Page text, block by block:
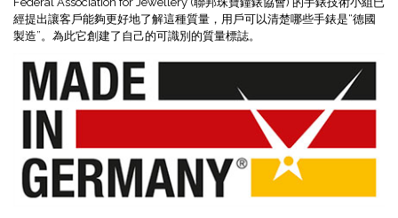
經提出讓客戶能夠更好地了解這種質量，用戶可以清楚哪些手錶是“德國
製造”。為此它創建了自己的可識別的質量標誌。